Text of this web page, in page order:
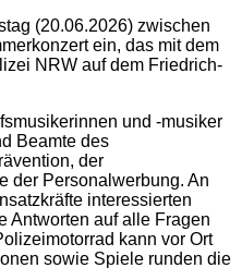
(20.06.2026) zwischen
ein, das mit dem
NRW auf dem Friedrich-
und -musiker
Beamte des
der
der Personalwerbung. An
interessierten
Antworten auf alle Fragen
kann vor Ort
sowie Spiele runden die